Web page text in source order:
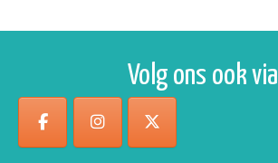
Volg ons ook via